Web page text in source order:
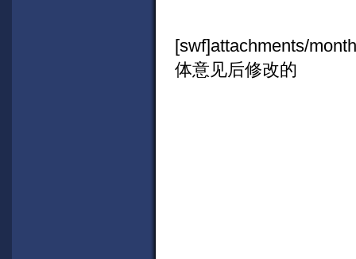
[swf]attachments/
体意见后修改的